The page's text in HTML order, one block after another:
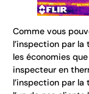
Comme vous
l’inspection par la
les économies
inspecteur en
l’inspection par la